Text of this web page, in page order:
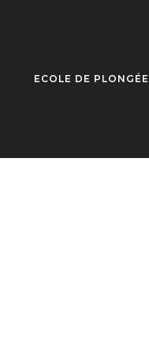
ECOLE DE PLONGÉE